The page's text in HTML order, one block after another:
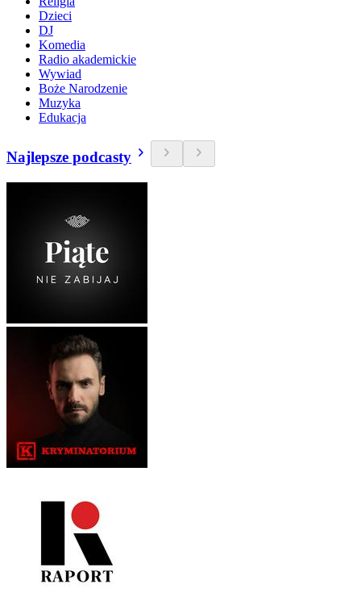
Dzieci
DJ
Komedia
Radio akademickie
Wywiad
Boże Narodzenie
Muzyka
Edukacja
Najlepsze podcasty